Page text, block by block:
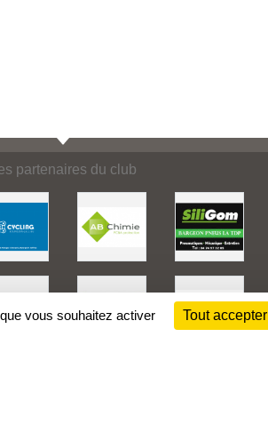
partenaires du club
vous souhaitez activer Tout accepter